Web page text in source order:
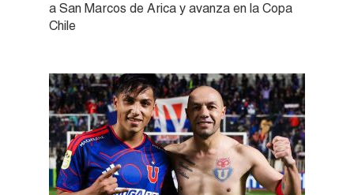
a San Marcos de Arica y avanza en la Copa
Chile